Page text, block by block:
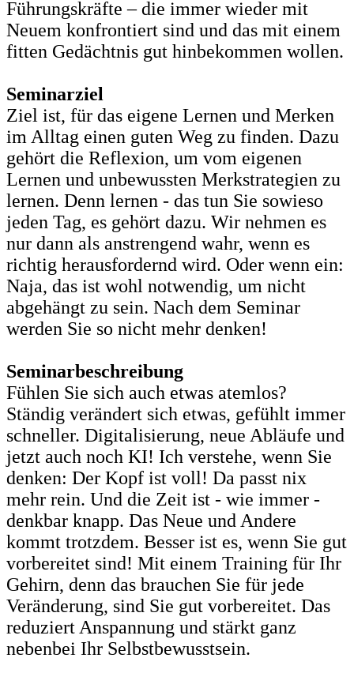
Führungskräfte – die immer wieder mit
Neuem konfrontiert sind und das mit einem
fitten Gedächtnis gut hinbekommen wollen.
Seminarziel
Ziel ist, für das eigene Lernen und Merken
im Alltag einen guten Weg zu finden. Dazu
gehört die Reflexion, um vom eigenen
Lernen und unbewussten Merkstrategien zu
lernen. Denn lernen - das tun Sie sowieso
jeden Tag, es gehört dazu. Wir nehmen es
nur dann als anstrengend wahr, wenn es
richtig herausfordernd wird. Oder wenn ein:
Naja, das ist wohl notwendig, um nicht
abgehängt zu sein. Nach dem Seminar
werden Sie so nicht mehr denken!
Seminarbeschreibung
Fühlen Sie sich auch etwas atemlos?
Ständig verändert sich etwas, gefühlt immer
schneller. Digitalisierung, neue Abläufe und
jetzt auch noch KI! Ich verstehe, wenn Sie
denken: Der Kopf ist voll! Da passt nix
mehr rein. Und die Zeit ist - wie immer -
denkbar knapp. Das Neue und Andere
kommt trotzdem. Besser ist es, wenn Sie gut
vorbereitet sind! Mit einem Training für Ihr
Gehirn, denn das brauchen Sie für jede
Veränderung, sind Sie gut vorbereitet. Das
reduziert Anspannung und stärkt ganz
nebenbei Ihr Selbstbewusstsein.